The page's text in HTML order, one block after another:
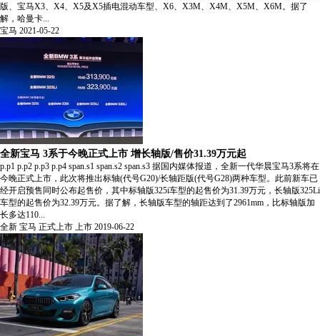
版、宝马X3、X4、X5及X5插电混动车型、X6、X3M、X4M、X5M、X6M。据了
解，哈曼卡...
宝马 2021-05-22
全新宝马 3系于今晚正式上市 增长轴版/售价31.39万元起
p.p1 p.p2 p.p3 p.p4 span.s1 span.s2 span.s3 据国内媒体报道，全新一代华晨宝马3系将在
今晚正式上市，此次将推出标轴(代号G20)/长轴距版(代号G28)两种车型。此前新车已
经开启预售同时公布起售价，其中标轴版325i车型的起售价为31.39万元，长轴版325Li
车型的起售价为32.39万元。据了解，长轴版车型的轴距达到了2961mm，比标轴版加
长多达110...
全新 宝马 正式上市 上市 2019-06-22